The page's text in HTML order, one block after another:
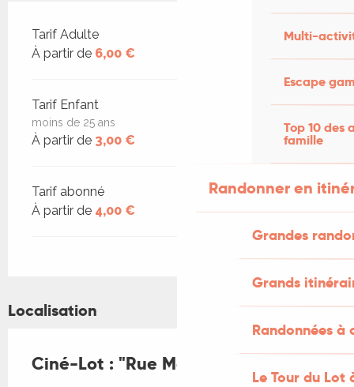
Multi-
Escape
Top 10 des
famille
Randonner en
Grandes
Grands
Randonnées
Le Tour du Lot
Tarifs 2026
Tarif Adulte
À partir de 6,00 €
Tarif Enfant
moins de 25 ans
À partir de 3,00 €
Tarif abonné
À partir de 4,00 €
Localisation
Ciné-Lot : "Rue Malaga"